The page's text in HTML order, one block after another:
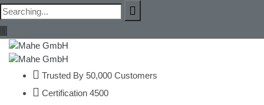
Search
for:
Trusted By 50,000 Customers
Certification 4500